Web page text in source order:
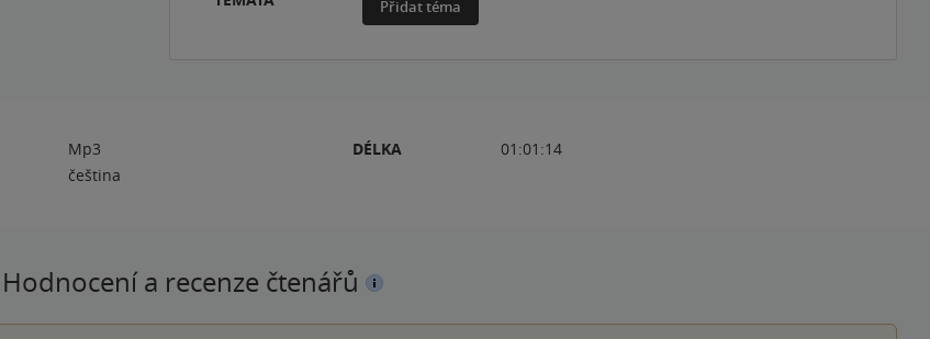
Přidat téma
Mp3
čeština
DÉLKA 01:01:14
Hodnocení a recenze čtenářů